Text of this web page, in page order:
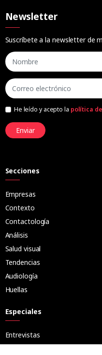
Newsletter
Suscríbete a la newsletter de
He leído y acepto la política
Enviar
Secciones
Empresas
Contexto
Contactología
Análisis
Salud visual
Tendencias
Audiología
Huellas
Especiales
Entrevistas